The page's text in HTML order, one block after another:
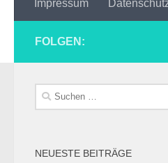
Impressum
FOLGEN:
Suchen
nach:
NEUESTE BEITRÄGE